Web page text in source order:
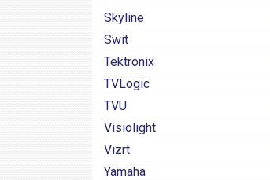
Skyline
Swit
Tektronix
TVLogic
TVU
Visiolight
Vizrt
Yamaha